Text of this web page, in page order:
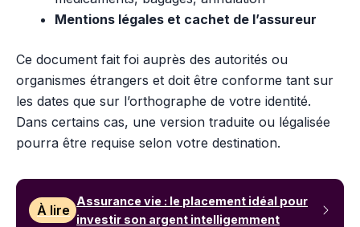
Mentions légales et cachet de l’assureur
Ce document fait foi auprès des autorités ou
organismes étrangers et doit être conforme tant sur
les dates que sur l’orthographe de votre identité.
Dans certains cas, une version traduite ou légalisée
pourra être requise selon votre destination.
À lire
Assurance vie : le placement idéal pour
investir son argent intelligemment